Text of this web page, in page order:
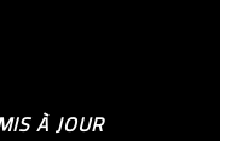
À JOUR